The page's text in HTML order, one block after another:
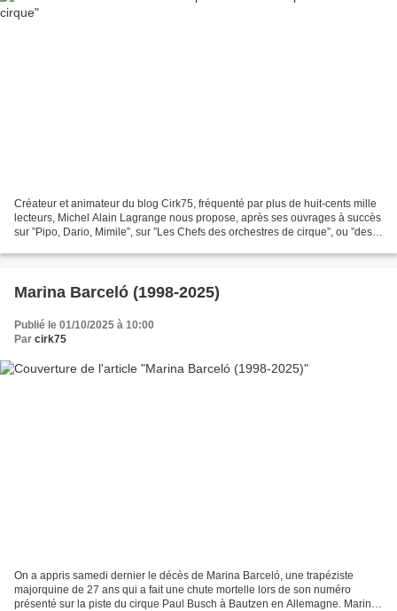
Créateur et animateur du blog Cirk75, fréquenté par plus de huit-cents mille
lecteurs, Michel Alain Lagrange nous propose, après ses ouvrages à succès
sur ”Pipo, Dario, Mimile”, sur ”Les Chefs des orchestres de cirque”, ou ”des
Marina Barceló (1998-2025)
Publié le 01/10/2025 à 10:00
Par cirk75
On a appris samedi dernier le décès de Marina Barceló, une trapéziste
majorquine de 27 ans qui a fait une chute mortelle lors de son numéro
présenté sur la piste du cirque Paul Busch à Bautzen en Allemagne. Marina